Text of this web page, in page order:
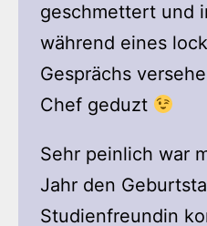
geschmettert und
während eines
Gesprächs
Chef geduzt
Sehr peinlich war
Jahr den
Studienfreundin